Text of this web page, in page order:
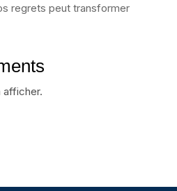
regrets peut transformer
afficher.